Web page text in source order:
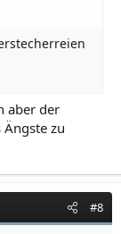
aber der
zu
#8